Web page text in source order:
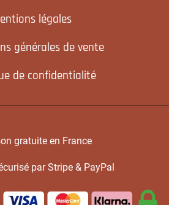
légales
générales de vente
de confidentialité
gratuite en France
par Stripe & PayPal